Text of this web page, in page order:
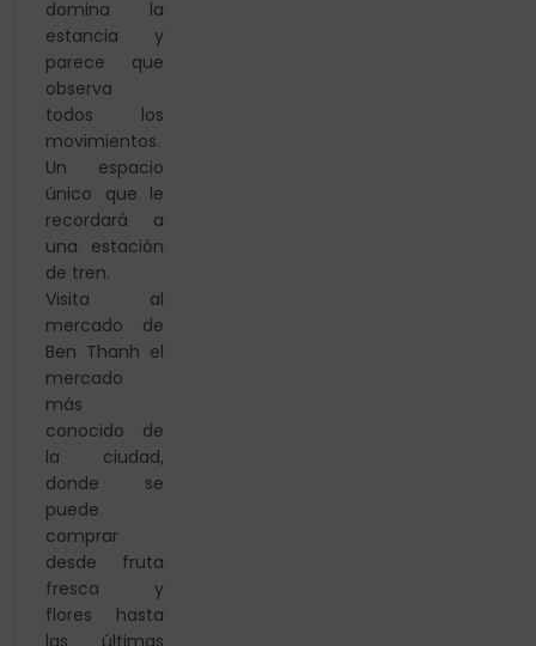
domina la
estancia y
parece que
observa
todos los
movimientos.
Un espacio
único que le
recordará a
una estación
de tren.
Visita al
mercado de
Ben Thanh el
mercado
más
conocido de
la ciudad,
donde se
puede
comprar
desde fruta
fresca y
flores hasta
las últimas